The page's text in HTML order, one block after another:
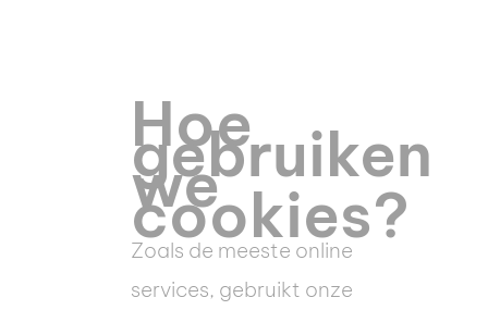
Hoe
gebruiken
we
cookies?
Zoals de meeste online
services, gebruikt onze